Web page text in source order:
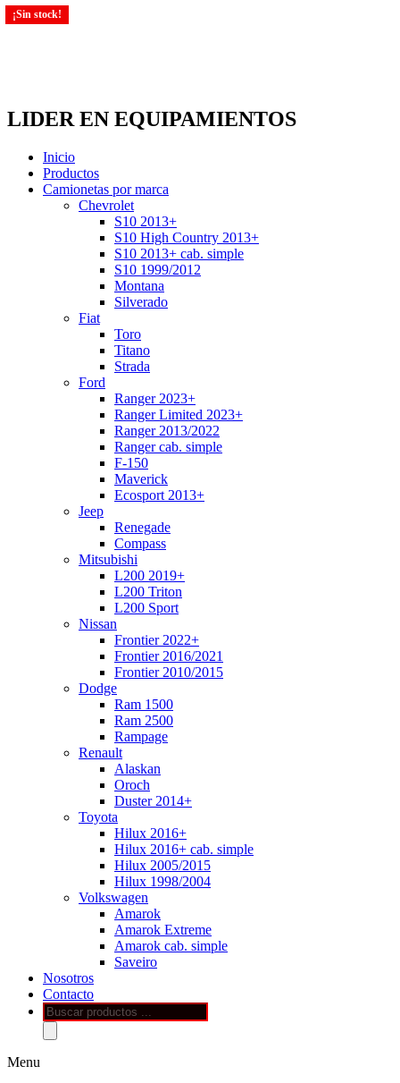
LIDER EN EQUIPAMIENTOS
Inicio
Productos
Camionetas por marca
Chevrolet
S10 2013+
S10 High Country 2013+
S10 2013+ cab. simple
S10 1999/2012
Montana
Silverado
Fiat
Toro
Titano
Strada
Ford
Ranger 2023+
Ranger Limited 2023+
Ranger 2013/2022
Ranger cab. simple
F-150
Maverick
Ecosport 2013+
Jeep
Renegade
Compass
Mitsubishi
L200 2019+
L200 Triton
L200 Sport
Nissan
Frontier 2022+
Frontier 2016/2021
Frontier 2010/2015
Dodge
Ram 1500
Ram 2500
Rampage
Renault
Alaskan
Oroch
Duster 2014+
Toyota
Hilux 2016+
Hilux 2016+ cab. simple
Hilux 2005/2015
Hilux 1998/2004
Volkswagen
Amarok
Amarok Extreme
Amarok cab. simple
Saveiro
Nosotros
Contacto
Búsqueda
de
productos
Menu
¡Sin stock!